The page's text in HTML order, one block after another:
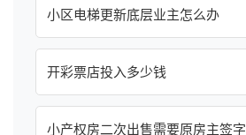
小区电梯更新底层业主怎么办
开彩票店投入多少钱
小产权房二次出售需要原房主签字